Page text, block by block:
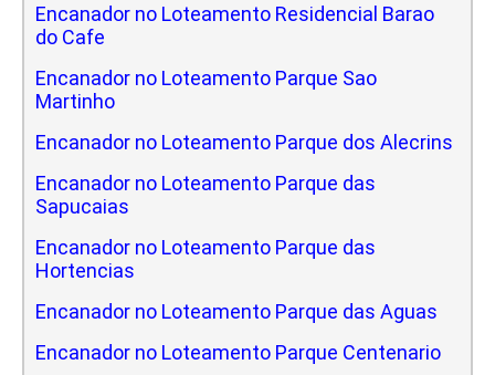
Encanador no Loteamento Residencial Barao
do Cafe
Encanador no Loteamento Parque Sao
Martinho
Encanador no Loteamento Parque dos Alecrins
Encanador no Loteamento Parque das
Sapucaias
Encanador no Loteamento Parque das
Hortencias
Encanador no Loteamento Parque das Aguas
Encanador no Loteamento Parque Centenario